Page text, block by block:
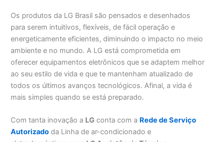
Os produtos da LG Brasil são pensados e desenhados
para serem intuitivos, flexíveis, de fácil operação e
energeticamente eficientes, diminuindo o impacto no meio
ambiente e no mundo. A LG está comprometida em
oferecer equipamentos eletrônicos que se adaptem melhor
ao seu estilo de vida e que te mantenham atualizado de
todos os últimos avanços tecnológicos. Afinal, a vida é
mais simples quando se está preparado.
Com tanta inovação a LG conta com a Rede de Serviço
Autorizado da Linha de ar-condicionado e